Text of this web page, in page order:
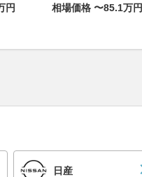
円 相場価格 〜85.1万円
日産